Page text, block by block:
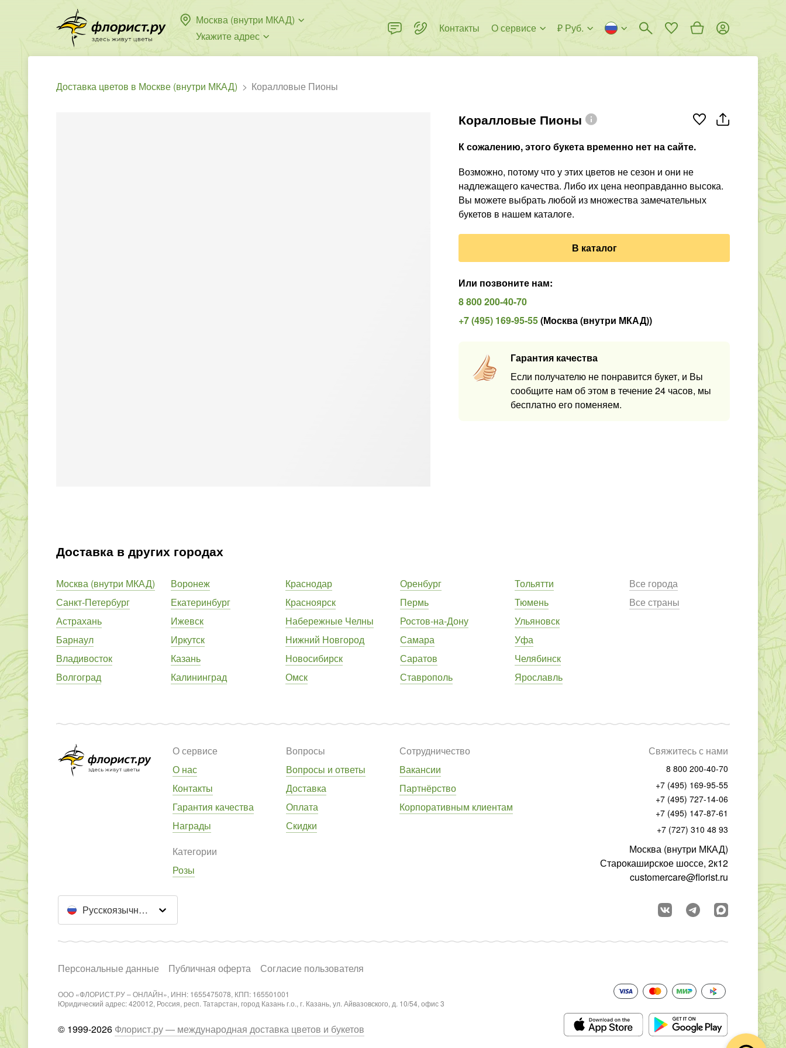
Москва (внутри МКАД)
Укажите адрес
Контакты О сервисе ₽ Руб.
Доставка цветов в Москве (внутри МКАД) Коралловые Пионы
Коралловые Пионы
К сожалению, этого букета временно нет на сайте.
Возможно, потому что у этих цветов не сезон и они не
надлежащего качества. Либо их цена неоправданно высока.
Вы можете выбрать любой из множества замечательных
букетов в нашем каталоге.
В каталог
Или позвоните нам:
8 800 200-40-70
+7 (495) 169-95-55(Москва (внутри МКАД))
Гарантия качества
Если получателю не понравится букет, и Вы
сообщите нам об этом в течение 24 часов, мы
бесплатно его поменяем.
Доставка в других городах
Москва (внутри МКАД)
Санкт-Петербург
Астрахань
Барнаул
Владивосток
Волгоград
Воронеж
Екатеринбург
Ижевск
Иркутск
Казань
Калининград
Краснодар
Красноярск
Набережные Челны
Нижний Новгород
Новосибирск
Омск
Оренбург
Пермь
Ростов-на-Дону
Самара
Саратов
Ставрополь
Тольятти
Тюмень
Ульяновск
Уфа
Челябинск
Ярославль
Все города
Все страны
О сервисе
О нас
Контакты
Гарантия качества
Награды
Вопросы
Вопросы и ответы
Доставка
Оплата
Скидки
Сотрудничество
Вакансии
Партнёрство
Корпоративным клиентам
Категории
Розы
Свяжитесь с нами
8 800 200-40-70
+7 (495) 169-95-55
+7 (495) 727-14-06
+7 (495) 147-87-61
+7 (727) 310 48 93
Москва (внутри МКАД)
Старокаширское шоссе, 2к12
customercare@florist.ru
Русскоязычный сайт
Персональные данные Публичная оферта Согласие пользователя
ООО «ФЛОРИСТ.РУ – ОНЛАЙН», ИНН: 1655475078, КПП: 165501001
Юридический адрес: 420012, Россия, респ. Татарстан, город Казань г.о., г. Казань, ул. Айвазовского, д. 10/54, офис 3
© 1999-2026 Флорист.ру — международная доставка цветов и букетов